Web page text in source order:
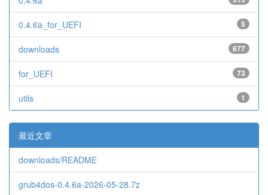
5
0.4.6a_for_UEFI
677
downloads
73
for_UEFI
1
utils
最近文章
downloads/README
grub4dos-0.4.6a-2026-05-28.7z